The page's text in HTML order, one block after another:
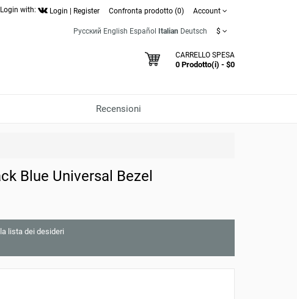
Login with: Login Register Confronta prodotto (0) Account
Русский English Español Italian Deutsch $
CARRELLO SPESA
0 Prodotto(i) - $0
Recensioni
Blue Universal Bezel
lista dei desideri